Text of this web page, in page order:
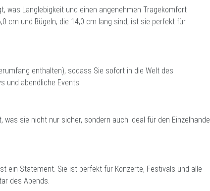
Langlebigkeit und einen angenehmen Tragekomfort
cm und Bügeln, die 14,0 cm lang sind, ist sie perfekt für
enthalten), sodass Sie sofort in die Welt des
und abendliche Events.
was sie nicht nur sicher, sondern auch ideal für den Einzelhandel
ein Statement. Sie ist perfekt für Konzerte, Festivals und alle
des Abends.